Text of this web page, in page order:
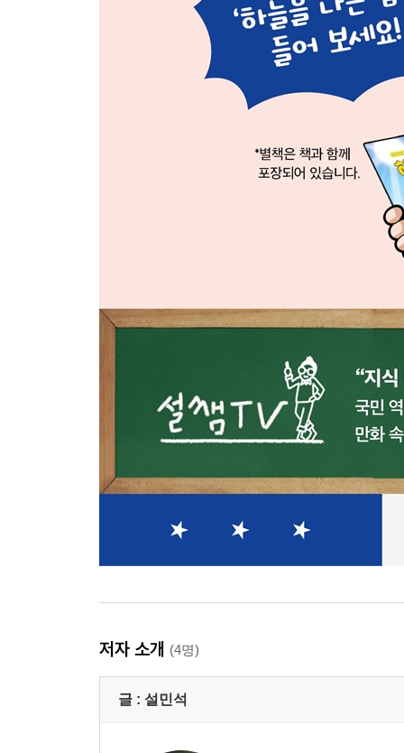
저자 소개 (4명)
글 : 설민석